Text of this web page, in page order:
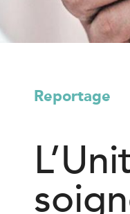
Reportage